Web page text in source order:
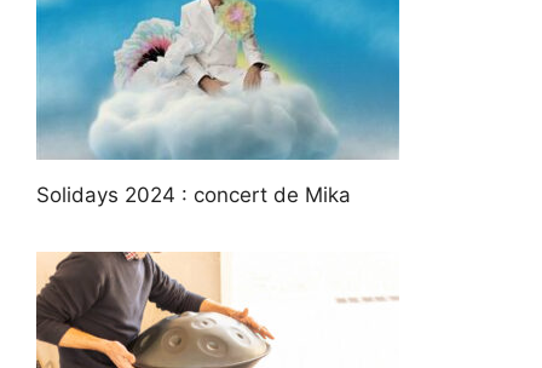
Solidays 2024 : concert de Mika